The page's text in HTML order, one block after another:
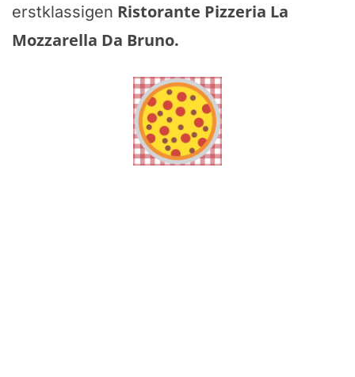
erstklassigen Ristorante Pizzeria La
Mozzarella Da Bruno.